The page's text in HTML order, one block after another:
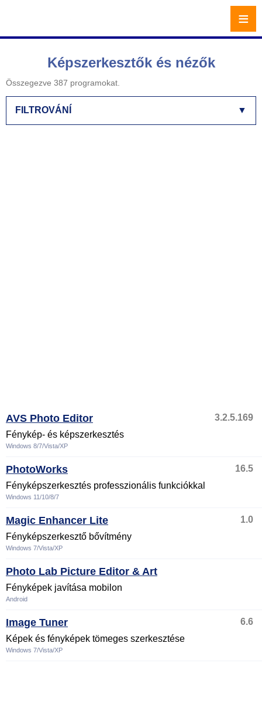
Képszerkesztők és nézők
Összegezve 387 programokat.
▼
FILTROVÁNÍ
AVS Photo Editor
3.2.5.169
Fénykép- és képszerkesztés
Windows 8/7/Vista/XP
PhotoWorks
16.5
Fényképszerkesztés professzionális funkciókkal
Windows 11/10/8/7
Magic Enhancer Lite
1.0
Fényképszerkesztő bővítmény
Windows 7/Vista/XP
Photo Lab Picture Editor & Art
Fényképek javítása mobilon
Android
Image Tuner
6.6
Képek és fényképek tömeges szerkesztése
Windows 7/Vista/XP
≡